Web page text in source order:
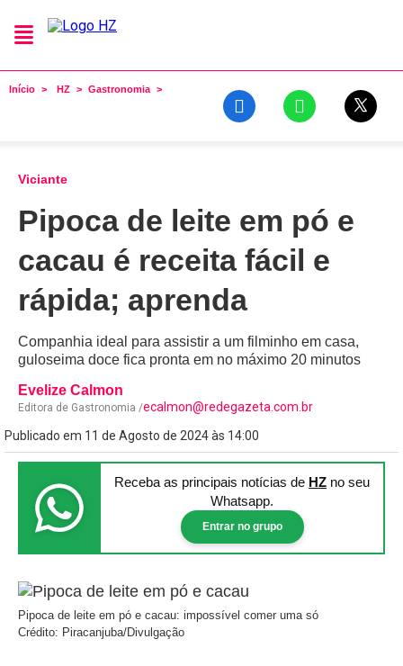
Início HZ Gastronomia
Viciante
Pipoca de leite em pó e
cacau é receita fácil e
rápida; aprenda
Companhia ideal para assistir a um filminho em casa,
guloseima doce fica pronta em no máximo 20 minutos
Evelize Calmon
Editora de Gastronomia /ecalmon@redegazeta.com.br
Publicado em 11 de Agosto de 2024 às 14:00
Receba as principais notícias de HZ no seu
Whatsapp.
Entrar no grupo
Pipoca de leite em pó e cacau: impossível comer uma só
Crédito: Piracanjuba/Divulgação